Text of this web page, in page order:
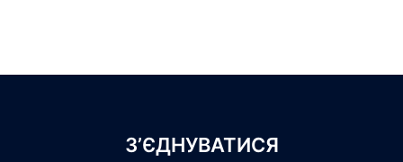
З’ЄДНУВАТИСЯ